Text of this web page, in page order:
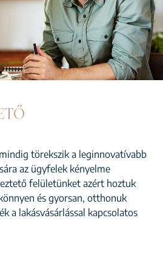
törekszik a leginnovatívabb
az ügyfelek kényelme
felületünket azért hoztuk
és gyorsan, otthonuk
a lakásvásárlással kapcsolatos